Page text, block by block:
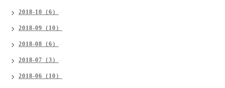
2018-10（6）
2018-09（10）
2018-08（6）
2018-07（3）
2018-06（10）